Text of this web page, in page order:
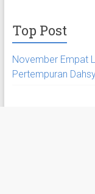
Top Post
November Empat
Pertempuran